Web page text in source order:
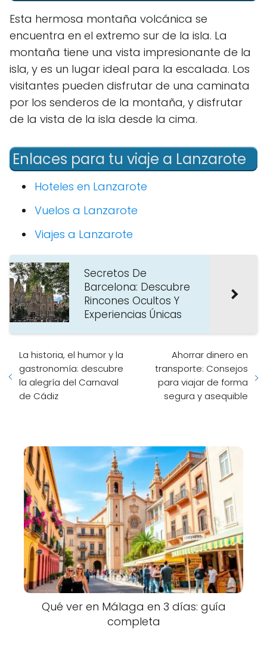
Esta hermosa montaña volcánica se
encuentra en el extremo sur de la isla. La
montaña tiene una vista impresionante de la
isla, y es un lugar ideal para la escalada. Los
visitantes pueden disfrutar de una caminata
por los senderos de la montaña, y disfrutar
de la vista de la isla desde la cima.
Enlaces para tu viaje a Lanzarote
Hoteles en Lanzarote
Vuelos a Lanzarote
Viajes a Lanzarote
Secretos De
Barcelona: Descubre
Rincones Ocultos Y
Experiencias Únicas
La historia, el humor y la
gastronomía: descubre
la alegría del Carnaval
de Cádiz
Ahorrar dinero en
transporte: Consejos
para viajar de forma
segura y asequible
Qué ver en Málaga en 3 días: guía
completa